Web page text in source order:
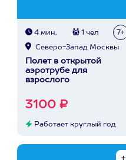
4 мин. 1 чел 7+
Северо-Запад Москвы
Полет в открытой
аэротрубе для
взрослого
3100 ₽
Работает круглый год